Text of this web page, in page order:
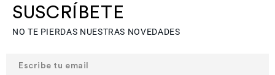
SUSCRÍBETE
NO TE PIERDAS NUESTRAS NOVEDADES